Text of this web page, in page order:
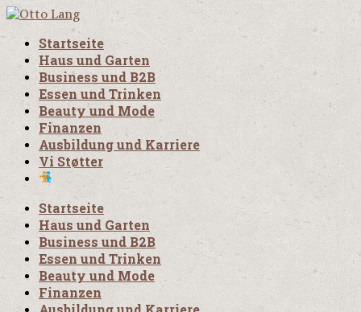
Startseite
Haus und Garten
Business und B2B
Essen und Trinken
Beauty und Mode
Finanzen
Ausbildung und Karriere
Vi Støtter
Startseite
Haus und Garten
Business und B2B
Essen und Trinken
Beauty und Mode
Finanzen